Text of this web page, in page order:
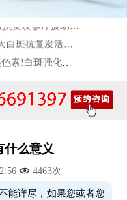
放寒假，祛白斑!7天唤醒黑色素!白斑强化诊疗进行中!
特邀原清华大学第一附属医院皮肤科主任28-29日来院会诊
什么意义
4463次
能详尽，如果您或者您